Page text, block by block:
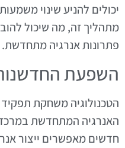
יכולים להניע שינוי
מתהליך זה, מה שיכול
פתרונות אנרגיה מתחדשת.
השפעת
הטכנולוגיה משחקת
האנרגיה המתחדשת במרכז
חדשים מאפשרים ייצור